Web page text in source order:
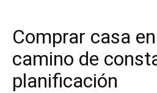
Comprar casa
camino de
planificación